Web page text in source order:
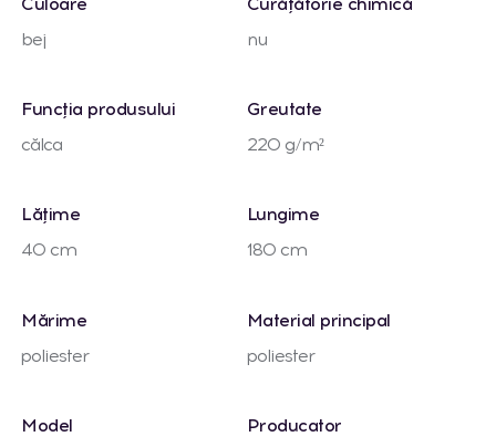
bej
nu
Funcția produsului
călca
Greutate
220 g/m²
Lățime
40 cm
Lungime
180 cm
Mărime
poliester
Material principal
poliester
Model
Producator